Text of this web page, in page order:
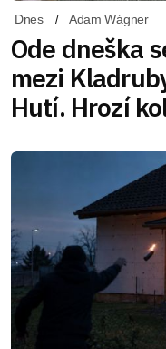
Dnes Adam Wágner
Ode dneška
mezi
Hutí. Hrozí